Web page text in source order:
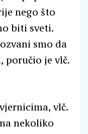
nego što
biti sveti.
smo da
poručio je vlč.
vlč.
nekoliko